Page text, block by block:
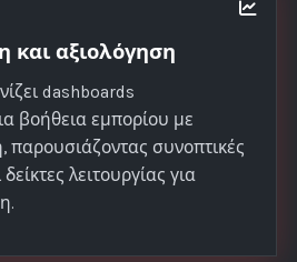
αξιολόγηση
dashboards
βοήθεια εμπορίου με
παρουσιάζοντας συνοπτικές
λειτουργίας για